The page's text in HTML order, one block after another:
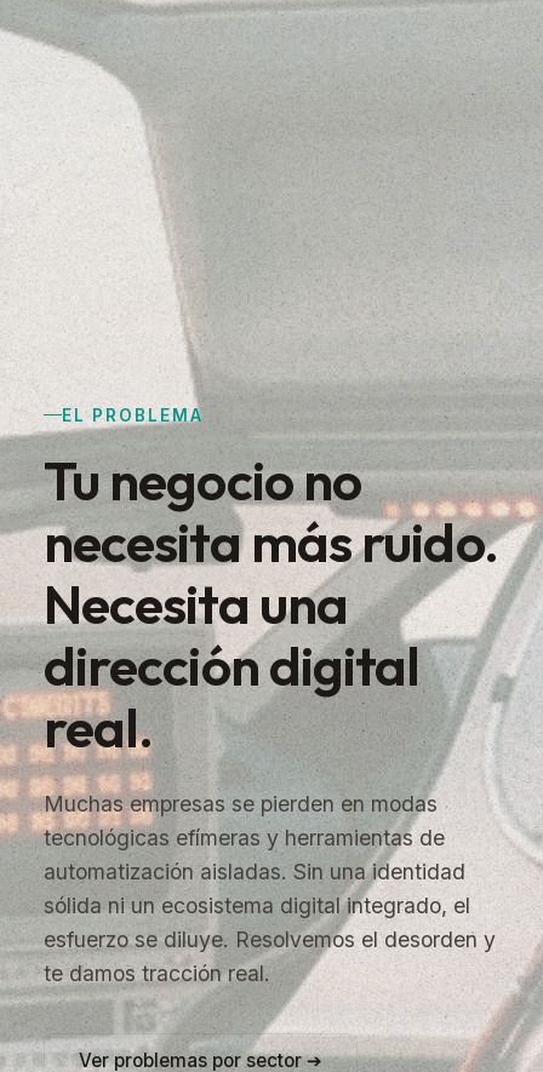
EL PROBLEMA
Tu negocio no
necesita más ruido.
Necesita una
dirección digital
real.
Muchas empresas se pierden en modas
tecnológicas efímeras y herramientas de
automatización aisladas. Sin una identidad
sólida ni un ecosistema digital integrado, el
esfuerzo se diluye. Resolvemos el desorden y
te damos tracción real.
Ver problemas por sector ➔